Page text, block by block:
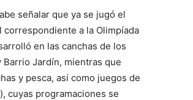
señalar que ya se jugó el
correspondiente a la Olimpíada
en las canchas de los
Barrio Jardín, mientras que
y pesca, así como juegos de
cuyas programaciones se